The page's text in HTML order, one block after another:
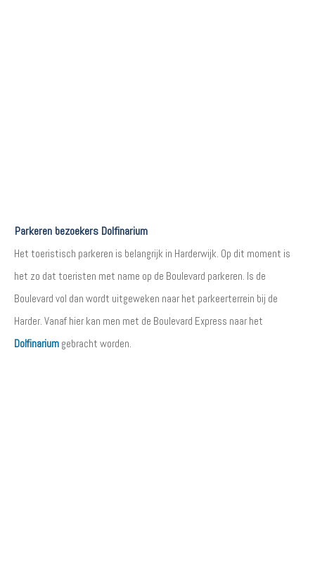
Parkeren bezoekers Dolfinarium
Het toeristisch parkeren is belangrijk in Harderwijk. Op dit moment is
het zo dat toeristen met name op de Boulevard parkeren. Is de
Boulevard vol dan wordt uitgeweken naar het parkeerterrein bij de
Harder. Vanaf hier kan men met de Boulevard Express naar het
Dolfinarium gebracht worden.